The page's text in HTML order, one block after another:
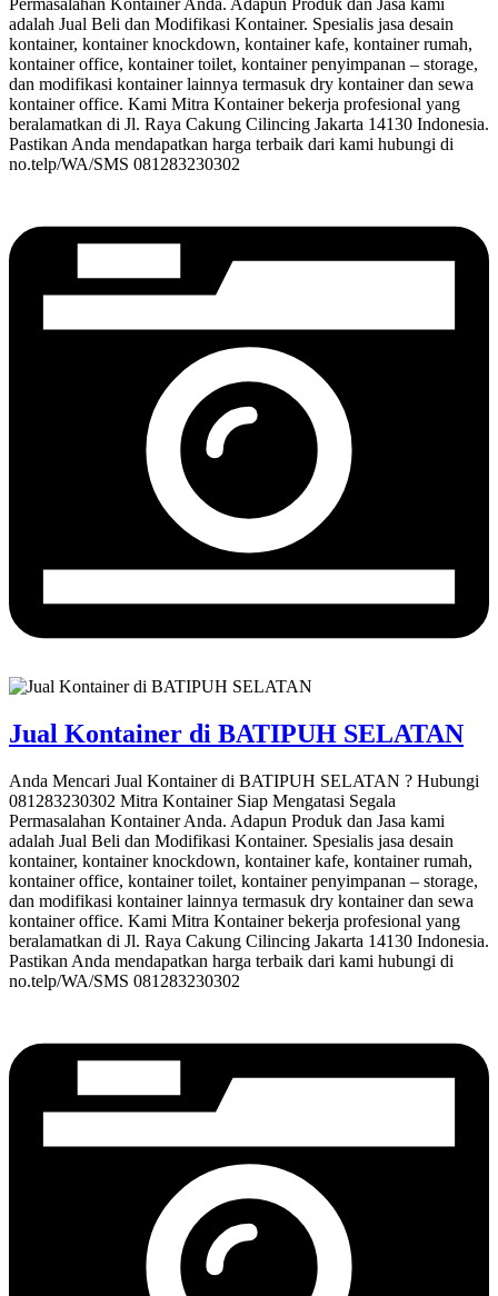
Permasalahan Kontainer Anda. Adapun Produk dan Jasa kami
adalah Jual Beli dan Modifikasi Kontainer. Spesialis jasa desain
kontainer, kontainer knockdown, kontainer kafe, kontainer rumah,
kontainer office, kontainer toilet, kontainer penyimpanan – storage,
dan modifikasi kontainer lainnya termasuk dry kontainer dan sewa
kontainer office. Kami Mitra Kontainer bekerja profesional yang
beralamatkan di Jl. Raya Cakung Cilincing Jakarta 14130 Indonesia.
Pastikan Anda mendapatkan harga terbaik dari kami hubungi di
no.telp/WA/SMS 081283230302
Jual Kontainer di BATIPUH SELATAN
Anda Mencari Jual Kontainer di BATIPUH SELATAN ? Hubungi
081283230302 Mitra Kontainer Siap Mengatasi Segala
Permasalahan Kontainer Anda. Adapun Produk dan Jasa kami
adalah Jual Beli dan Modifikasi Kontainer. Spesialis jasa desain
kontainer, kontainer knockdown, kontainer kafe, kontainer rumah,
kontainer office, kontainer toilet, kontainer penyimpanan – storage,
dan modifikasi kontainer lainnya termasuk dry kontainer dan sewa
kontainer office. Kami Mitra Kontainer bekerja profesional yang
beralamatkan di Jl. Raya Cakung Cilincing Jakarta 14130 Indonesia.
Pastikan Anda mendapatkan harga terbaik dari kami hubungi di
no.telp/WA/SMS 081283230302